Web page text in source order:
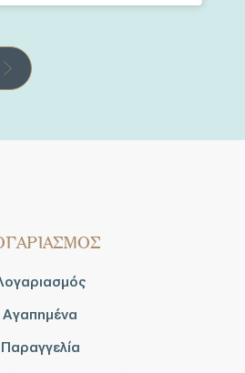
Αγαπημένα
Παραγγελία